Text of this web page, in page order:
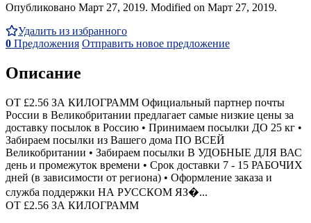
Опубликовано Март 27, 2019. Modified on Март 27, 2019.
Удалить из избранного
0 Предложения Отправить новое предложение
Описание
ОТ £2.56 ЗА КИЛОГРАММ Официальный партнер почты
России в Великобритании предлагает самые низкие цены за
доставку посылок в Россию • Принимаем посылки ДО 25 кг •
Забираем посылки из Вашего дома ПО ВСЕЙ
Великобритании • Забираем посылки В УДОБНЫЕ ДЛЯ ВАС
день и промежуток времени • Срок доставки 7 - 15 РАБОЧИХ
дней (в зависимости от региона) • Оформление заказа и
служба поддержки НА РУССКОМ ЯЗ�...
ОТ £2.56 ЗА КИЛОГРАММ